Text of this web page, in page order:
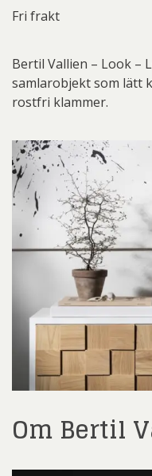
Fri frakt
Bertil Vallien – Look –
samlarobjekt som lätt
rostfri klammer.
Om Bertil